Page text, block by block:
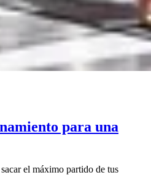
para una
el máximo partido de tus